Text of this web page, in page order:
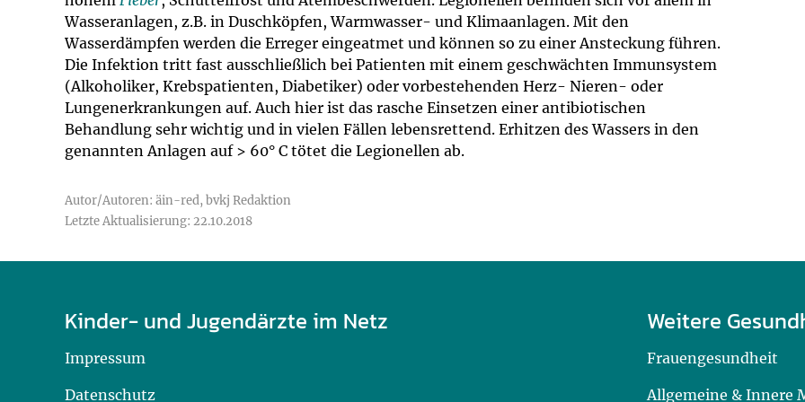
Wasseranlagen, z.B. in Duschköpfen, Warmwasser- und Klimaanlagen. Mit den
Wasserdämpfen werden die Erreger eingeatmet und können so zu einer Ansteckung führen.
Die Infektion tritt fast ausschließlich bei Patienten mit einem geschwächten Immunsystem
(Alkoholiker, Krebspatienten, Diabetiker) oder vorbestehenden Herz- Nieren- oder
Lungenerkrankungen auf. Auch hier ist das rasche Einsetzen einer antibiotischen
Behandlung sehr wichtig und in vielen Fällen lebensrettend. Erhitzen des Wassers in den
genannten Anlagen auf > 60° C tötet die Legionellen ab.
Autor/Autoren: äin-red, bvkj Redaktion
Letzte Aktualisierung: 22.10.2018
Kinder- und Jugendärzte im Netz
Impressum
Datenschutz
Weitere
Frauengesundheit
Allgemeine & Innere